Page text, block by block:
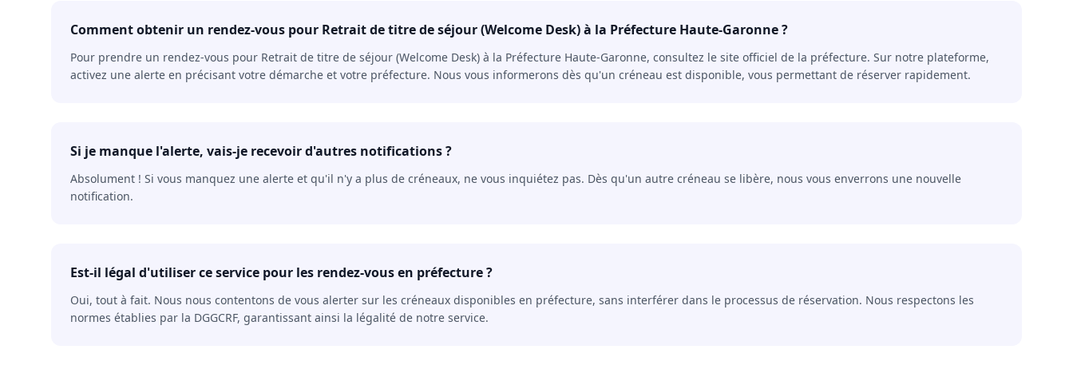
Comment obtenir un rendez-vous pour Retrait de titre de séjour (Welcome Desk) à la Préfecture Haute-Garonne ?
Pour prendre un rendez-vous pour Retrait de titre de séjour (Welcome Desk) à la Préfecture Haute-Garonne, consultez le site officiel de la préfecture. Sur notre plateforme,
activez une alerte en précisant votre démarche et votre préfecture. Nous vous informerons dès qu'un créneau est disponible, vous permettant de réserver rapidement.
Si je manque l'alerte, vais-je recevoir d'autres notifications ?
Absolument ! Si vous manquez une alerte et qu'il n'y a plus de créneaux, ne vous inquiétez pas. Dès qu'un autre créneau se libère, nous vous enverrons une nouvelle
notification.
Est-il légal d'utiliser ce service pour les rendez-vous en préfecture ?
Oui, tout à fait. Nous nous contentons de vous alerter sur les créneaux disponibles en préfecture, sans interférer dans le processus de réservation. Nous respectons les
normes établies par la DGGCRF, garantissant ainsi la légalité de notre service.